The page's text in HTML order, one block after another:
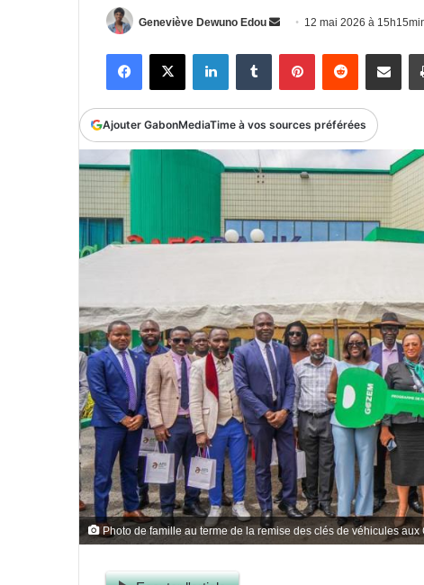
Geneviève Dewuno Edou
Envoyer
courriel
12 mai 2026 à
FacebookX LinkedinTumblr PinterestReddit Partager par
Ajouter GabonMediaTime à vos sources préférées
Photo de famille au terme de la remise des clés de véhicules